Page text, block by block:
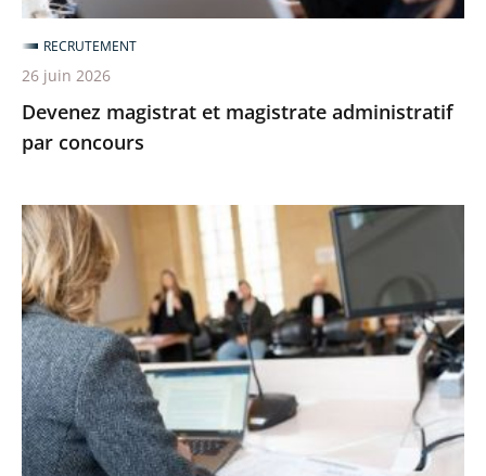
Devenez magistrat et magistrate administratif
par concours
RECRUTEMENT
26 juin 2026
Devenez
magistrat
et
magistrate
administratif
par
la
voie
du